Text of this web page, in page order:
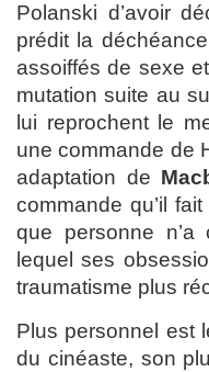
Polanski d’avoir
prédit la
assoiffés de sexe
mutation suite au
lui reprochent le
une commande de
adaptation de
commande qu’il
que personne
lequel ses
traumatisme plus
Plus personnel est
du cinéaste, son